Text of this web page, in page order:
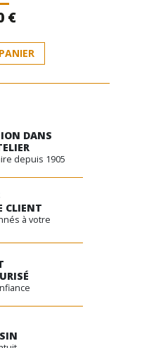
€
DANS
depuis 1905
CLIENT
à votre